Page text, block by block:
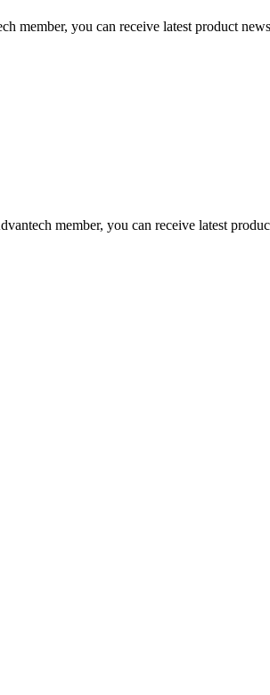
you can receive latest product
member, you can receive latest